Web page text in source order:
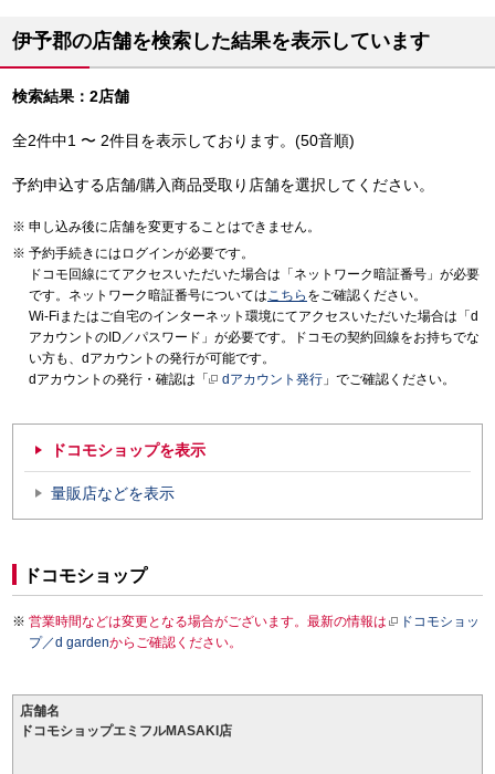
伊予郡の店舗を検索した結果を表示しています
検索結果：2店舗
全2件中1 〜 2件目を表示しております。(50音順)
予約申込する店舗/購入商品受取り店舗を選択してください。
申し込み後に店舗を変更することはできません。
予約手続きにはログインが必要です。
ドコモ回線にてアクセスいただいた場合は「ネットワーク暗証番号」が必要
です。ネットワーク暗証番号についてはこちら をご確認ください。
Wi-Fiまたはご自宅のインターネット環境にてアクセスいただいた場合は「d
アカウントのID／パスワード」が必要です。ドコモの契約回線をお持ちでな
い方も、dアカウントの発行が可能です。
dアカウントの発行・確認は「
dアカウント発行 」でご確認ください。
ドコモショップを表示
量販店などを表示
ドコモショップ
営業時間などは変更となる場合がございます。最新の情報は
ドコモショッ
プ／d gardenからご確認ください。
店舗名
ドコモショップエミフルMASAKI店